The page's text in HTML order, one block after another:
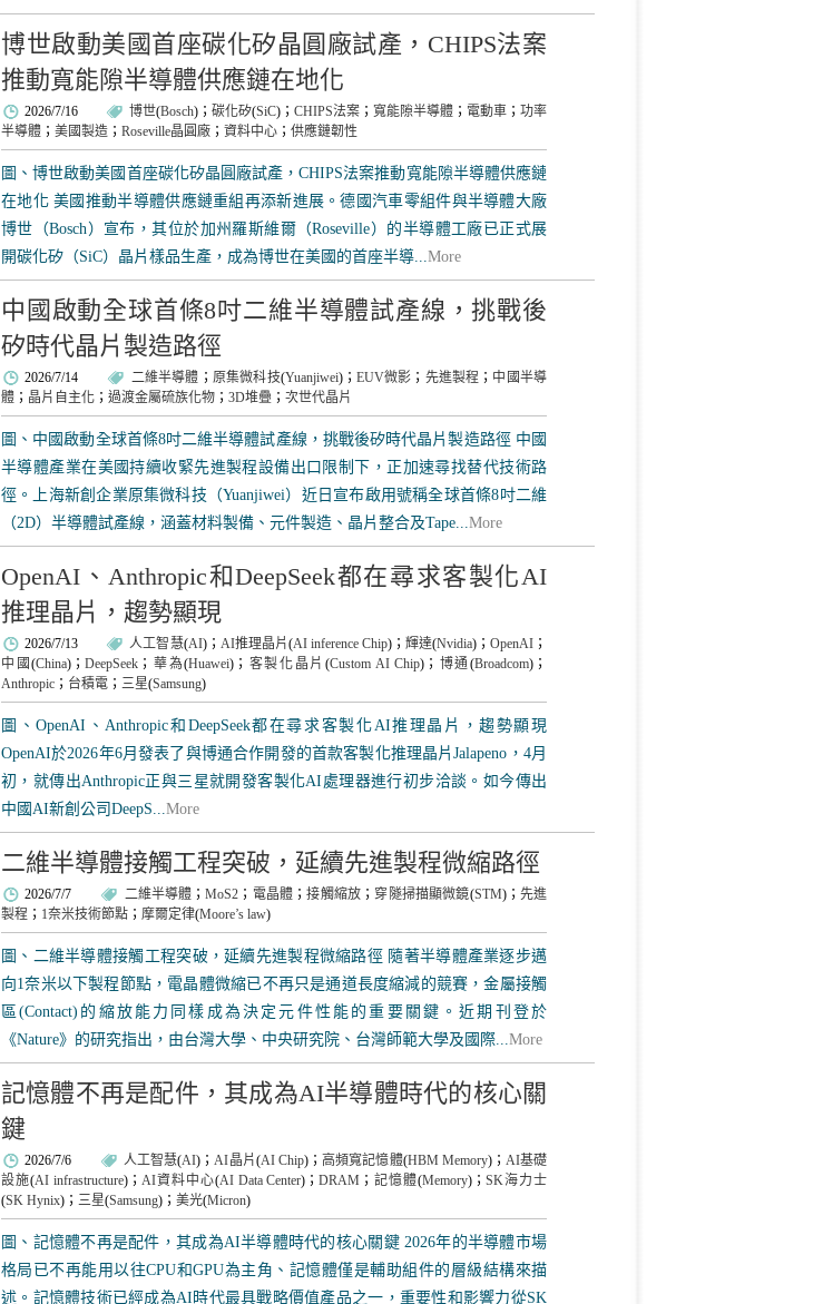
博世啟動美國首座碳化矽晶圓廠試產，CHIPS法案
推動寬能隙半導體供應鏈在地化
2026/7/16 博世(Bosch)； 碳化矽(SiC)； CHIPS法案 ； 寬能隙半導體 ； 電動車 ； 功率
半導體 ； 美國製造 ； Roseville晶圓廠 ； 資料中心 ； 供應鏈韌性
圖、博世啟動美國首座碳化矽晶圓廠試產，CHIPS法案推動寬能隙半導體供應鏈
在地化 美國推動半導體供應鏈重組再添新進展。德國汽車零組件與半導體大廠
博世（Bosch）宣布，其位於加州羅斯維爾（Roseville）的半導體工廠已正式展
開碳化矽（SiC）晶片樣品生產，成為博世在美國的首座半導...More
中國啟動全球首條8吋二維半導體試產線，挑戰後
矽時代晶片製造路徑
2026/7/14 二維半導體 ； 原集微科技(Yuanjiwei)； EUV微影 ； 先進製程 ； 中國半導
體 ； 晶片自主化 ； 過渡金屬硫族化物 ； 3D堆疊 ； 次世代晶片
圖、中國啟動全球首條8吋二維半導體試產線，挑戰後矽時代晶片製造路徑 中國
半導體產業在美國持續收緊先進製程設備出口限制下，正加速尋找替代技術路
徑。上海新創企業原集微科技（Yuanjiwei）近日宣布啟用號稱全球首條8吋二維
（2D）半導體試產線，涵蓋材料製備、元件製造、晶片整合及Tape...More
OpenAI、Anthropic和DeepSeek都在尋求客製化AI
推理晶片，趨勢顯現
2026/7/13 人工智慧(AI)； AI推理晶片(AI inference Chip)； 輝達(Nvidia)；OpenAI ；
中國(China)；DeepSeek ； 華為(Huawei)； 客製化晶片 (Custom AI Chip)； 博通 (Broadcom)；
Anthropic ； 台積電 ； 三星(Samsung)
圖、OpenAI、Anthropic和DeepSeek都在尋求客製化AI推理晶片，趨勢顯現
OpenAI於2026年6月發表了與博通合作開發的首款客製化推理晶片Jalapeno，4月
初，就傳出Anthropic正與三星就開發客製化AI處理器進行初步洽談。如今傳出
中國AI新創公司DeepS...More
二維半導體接觸工程突破，延續先進製程微縮路徑
2026/7/7 二維半導體 ；MoS2 ； 電晶體 ；接觸縮放 ；穿隧掃描顯微鏡(STM)； 先進
製程 ； 1奈米技術節點 ； 摩爾定律(Moore’s law)
圖、二維半導體接觸工程突破，延續先進製程微縮路徑 隨著半導體產業逐步邁
向1奈米以下製程節點，電晶體微縮已不再只是通道長度縮減的競賽，金屬接觸
區(Contact)的縮放能力同樣成為決定元件性能的重要關鍵。近期刊登於
《Nature》的研究指出，由台灣大學、中央研究院、台灣師範大學及國際...More
記憶體不再是配件，其成為AI半導體時代的核心關
鍵
2026/7/6 人工智慧(AI)；AI晶片(AI Chip)； 高頻寬記憶體(HBM Memory)； AI基礎
設施(AI infrastructure)； AI資料中心(AI Data Center)；DRAM ； 記憶體(Memory)；SK海力士
(SK Hynix)； 三星(Samsung)； 美光(Micron)
圖、記憶體不再是配件，其成為AI半導體時代的核心關鍵 2026年的半導體市場
格局已不再能用以往CPU和GPU為主角、記憶體僅是輔助組件的層級結構來描
述。記憶體技術已經成為AI時代最具戰略價值產品之一，重要性和影響力從SK